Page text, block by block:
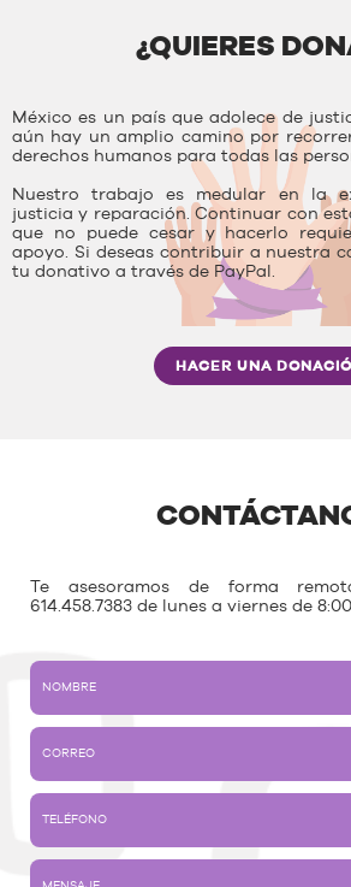
¿QUIERES
México es un país que adolece de
aún hay un amplio camino por
derechos humanos para todas las
Nuestro trabajo es medular en la
justicia y reparación. Continuar con
que no puede cesar y hacerlo
apoyo. Si deseas contribuir a nuestra
tu donativo a través de PayPal.
HACER UNA
Te asesoramos de forma
614.458.7383 de lunes a viernes de